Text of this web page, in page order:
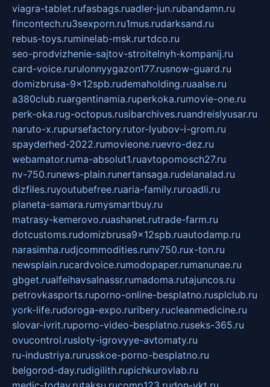
viagra-tablet.rufasbags.ruadler-jun.rubandamn.ru
fincontech.ru3sexporn.ru1mus.rudarksand.ru
rebus-toys.ruminelab-msk.rurtdco.ru
seo-prodvizhenie-sajtov-stroitelnyh-kompanij.ru
card-voice.rurulonnyygazon177.rusnow-guard.ru
domizbrusa-9x12spb.rudemaholding.ruaalse.ru
a380club.ruargentinamia.ruperkoka.rumovie-one.ru
perk-oka.rug-octopus.rusibarchives.ruandreislyusar.ru
naruto-x.rupursefactory.rutor-lyubov-i-grom.ru
spayderhed-2022.rumovieone.ruevro-dez.ru
webamator.ruma-absolut1.ruavtopomosch27.ru
nv-750.runews-plain.runertansaga.rudelanalad.ru
dizfiles.ruyoutubefree.ruaria-family.ruroadli.ru
planeta-samara.rumysmartbuy.ru
matrasy-kemerovo.ruashanet.rutrade-farm.ru
dotcustoms.rudomizbrusa9x12spb.ruautodamp.ru
narasimha.rudjcommodities.runv750.rux-ton.ru
newsplain.rucardvoice.rumodopaper.rumanunae.ru
gbget.rualfeihavsalnassr.rumadoma.rutajuncos.ru
petrovkasports.ruporno-online-besplatno.rusplclub.ru
york-life.rudoroga-expo.ruribery.rucleanmedicine.ru
slovar-ivrit.ruporno-video-besplatno.ruseks-365.ru
ovucontrol.rusloty-igrovyye-avtomaty.ru
ru-industriya.rurusskoe-porno-besplatno.ru
belgorod-day.rudigilith.rupichkurovlab.ru